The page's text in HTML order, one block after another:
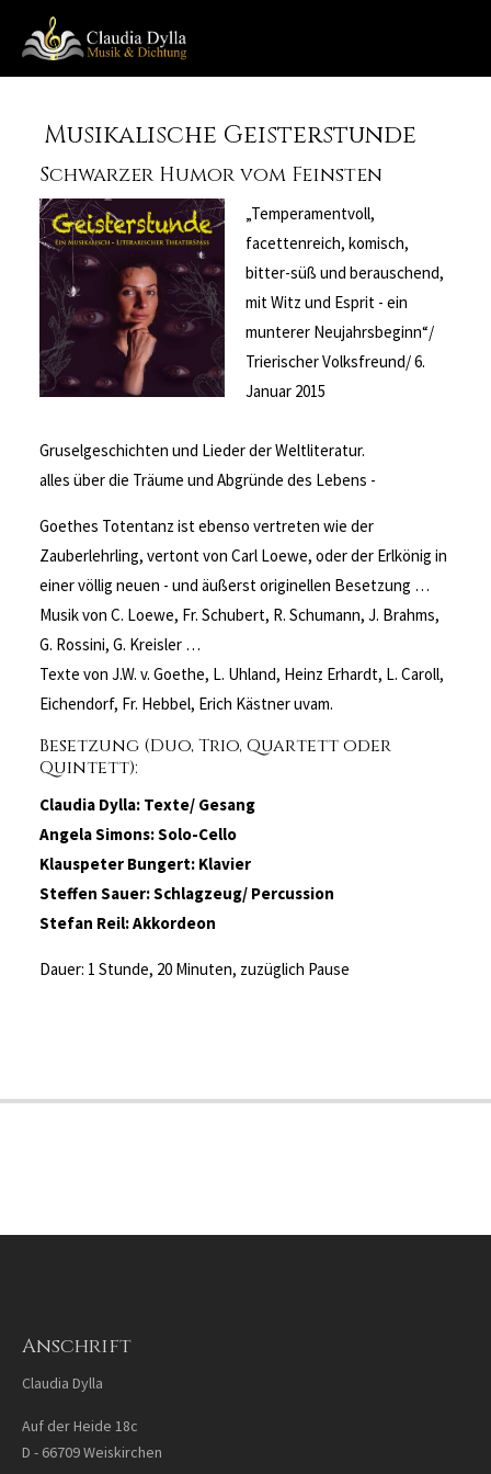
Musikalische Geisterstunde
Schwarzer Humor vom Feinsten
„Temperamentvoll,
facettenreich, komisch,
bitter-süß und berauschend,
mit Witz und Esprit - ein
munterer Neujahrsbeginn“/
Trierischer Volksfreund/ 6.
Januar 2015
Gruselgeschichten und Lieder der Weltliteratur.
alles über die Träume und Abgründe des Lebens -
Goethes Totentanz ist ebenso vertreten wie der
Zauberlehrling, vertont von Carl Loewe, oder der Erlkönig in
einer völlig neuen - und äußerst originellen Besetzung …
Musik von C. Loewe, Fr. Schubert, R. Schumann, J. Brahms,
G. Rossini, G. Kreisler …
Texte von J.W. v. Goethe, L. Uhland, Heinz Erhardt, L. Caroll,
Eichendorf, Fr. Hebbel, Erich Kästner uvam.
Besetzung (Duo, Trio, Quartett oder
Quintett):
Claudia Dylla: Texte/ Gesang
Angela Simons: Solo-Cello
Klauspeter Bungert: Klavier
Steffen Sauer: Schlagzeug/ Percussion
Stefan Reil: Akkordeon
Dauer: 1 Stunde, 20 Minuten, zuzüglich Pause
Anschrift
Claudia Dylla
Auf der Heide 18c
D - 66709 Weiskirchen